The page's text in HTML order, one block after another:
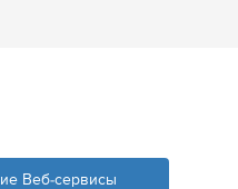
Веб-сервисы